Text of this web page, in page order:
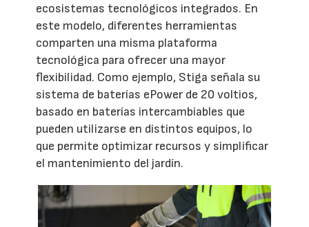
ecosistemas tecnológicos integrados. En
este modelo, diferentes herramientas
comparten una misma plataforma
tecnológica para ofrecer una mayor
flexibilidad. Como ejemplo, Stiga señala su
sistema de baterías ePower de 20 voltios,
basado en baterías intercambiables que
pueden utilizarse en distintos equipos, lo
que permite optimizar recursos y simplificar
el mantenimiento del jardín.